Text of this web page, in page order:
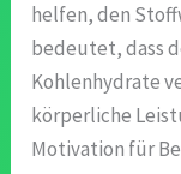
helfen, den
bedeutet, dass
Kohlenhydrate
körperliche
Motivation für